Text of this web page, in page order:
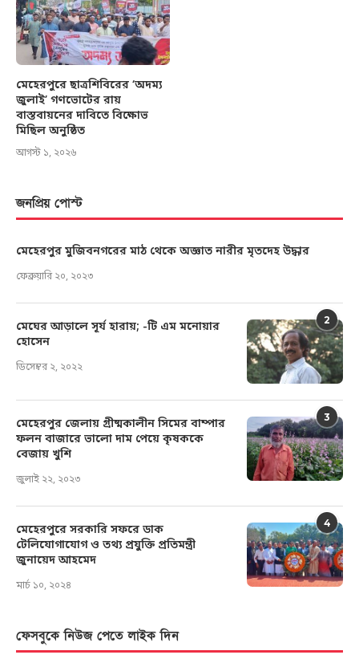
মেহেরপুরে ছাত্রশিবিরের ‘অদম্য
জুলাই’ গণভোটের রায়
বাস্তবায়নের দাবিতে বিক্ষোভ
মিছিল অনুষ্ঠিত
আগস্ট ১, ২০২৬
জনপ্রিয় পোস্ট
মেহেরপুর মুজিবনগরের মাঠ থেকে অজ্ঞাত নারীর মৃতদেহ উদ্ধার
ফেব্রুয়ারি ২০, ২০২৩
2
মেঘের আড়ালে সূর্য হারায়; -টি এম মনোয়ার
হোসেন
ডিসেম্বর ২, ২০২২
3
মেহেরপুর জেলায় গ্রীষ্মকালীন সিমের বাম্পার
ফলন বাজারে ভালো দাম পেয়ে কৃষককে
বেজায় খুশি
জুলাই ২২, ২০২৩
4
মেহেরপুরে সরকারি সফরে ডাক
টেলিযোগাযোগ ও তথ্য প্রযুক্তি প্রতিমন্ত্রী
জুনায়েদ আহমেদ
মার্চ ১০, ২০২৪
ফেসবুকে নিউজ পেতে লাইক দিন